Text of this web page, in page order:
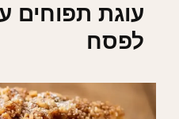
עוגת תפוחים
לפסח